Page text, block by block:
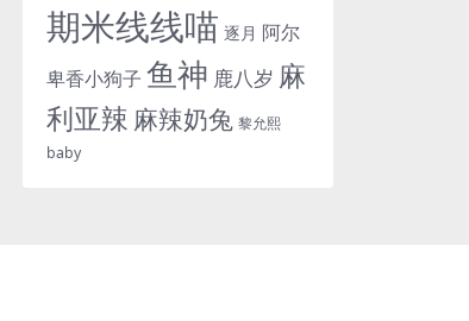
期米线线喵 逐月 阿尔
卑香小狗子 鱼神 鹿八岁 麻
利亚辣 麻辣奶兔 黎允熙
baby